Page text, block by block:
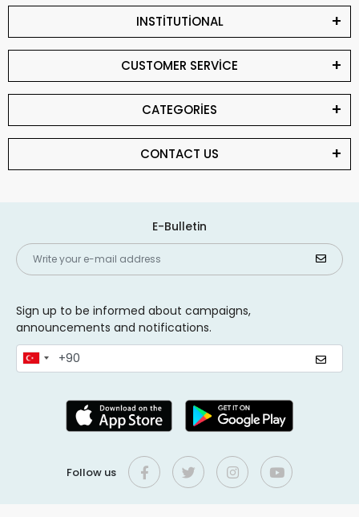
INSTİTUTİONAL
CUSTOMER SERVİCE
CATEGORİES
CONTACT US
E-Bulletin
Sign up to be informed about campaigns,
announcements and notifications.
Follow us